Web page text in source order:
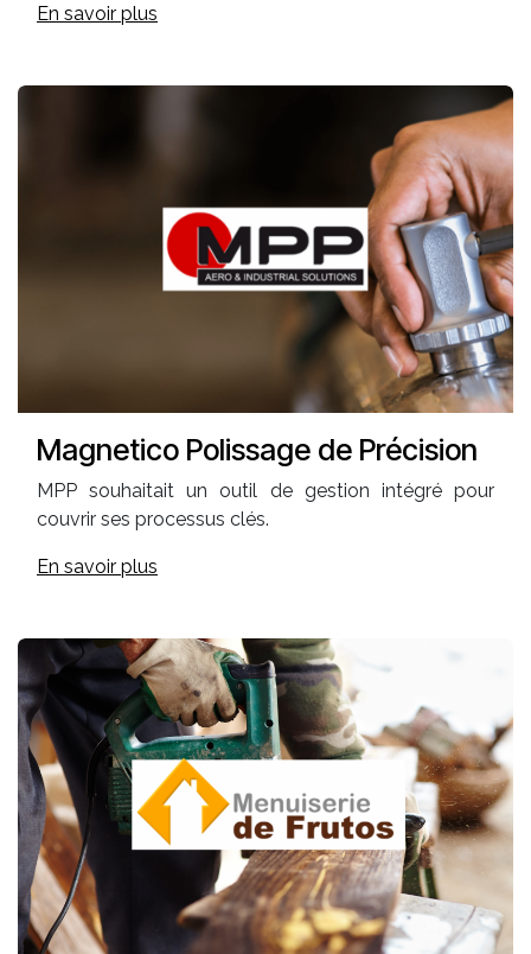
En savoir plus
Magnetico Polissage de Précision
MPP souhaitait un outil de gestion intégré pour
couvrir ses processus clés.
En savoir plus